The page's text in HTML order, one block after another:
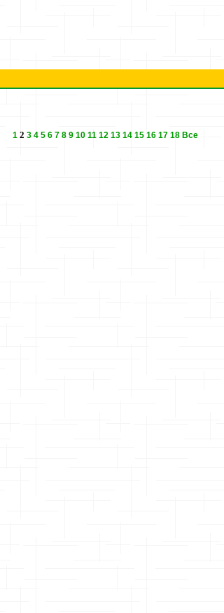
1 2 3 4 5 6 7 8 9 10 11 12 13 14 15 16 17 18 Все